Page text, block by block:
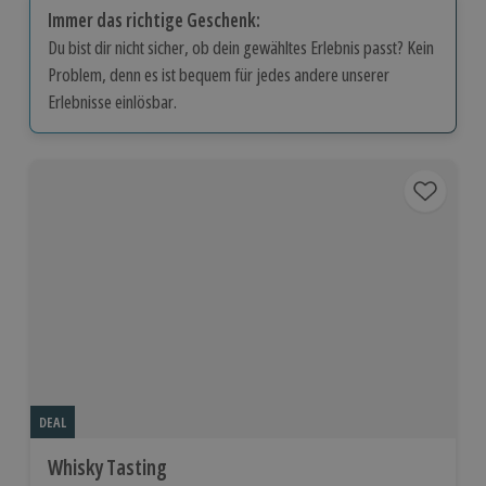
Immer das richtige Geschenk:
Du bist dir nicht sicher, ob dein gewähltes Erlebnis passt? Kein
Problem, denn es ist bequem für jedes andere unserer
Erlebnisse einlösbar.
DEAL
Whisky Tasting